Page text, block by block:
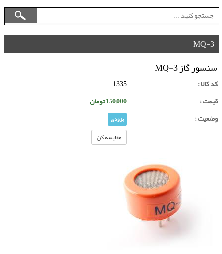
MQ-3
سنسور گاز MQ-3
کد کالا :
1335
قیمت :
150,000تومان
وضعیت :
بزودی
مقایسه کن